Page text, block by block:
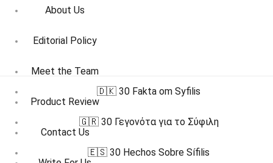
About Us
Editorial Policy
Meet the Team
Product Review
Contact Us
🇩🇰 30 Fakta om Syfilis
🇬🇷 30 Γεγονότα για το Σύφιλη
🇪🇸 30 Hechos Sobre Sífilis